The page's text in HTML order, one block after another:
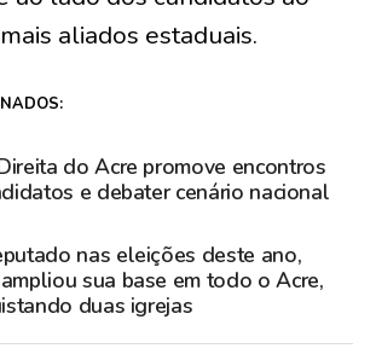
aliados estaduais.
do Acre promove encontros
e debater cenário nacional
nas eleições deste ano,
sua base em todo o Acre,
duas igrejas